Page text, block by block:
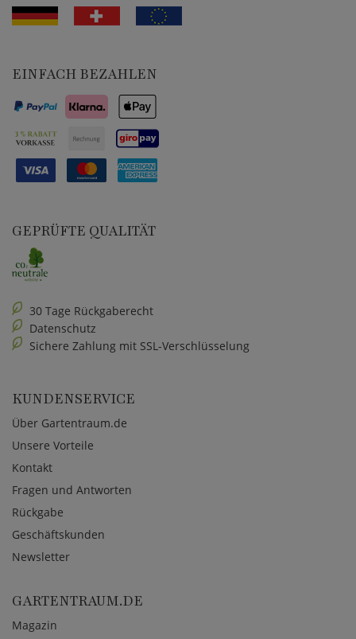
EINFACH BEZAHLEN
GEPRÜFTE QUALITÄT
30 Tage Rückgaberecht
Datenschutz
Sichere Zahlung mit SSL-Verschlüsselung
KUNDENSERVICE
Über Gartentraum.de
Unsere Vorteile
Kontakt
Fragen und Antworten
Rückgabe
Geschäftskunden
Newsletter
GARTENTRAUM.DE
Magazin